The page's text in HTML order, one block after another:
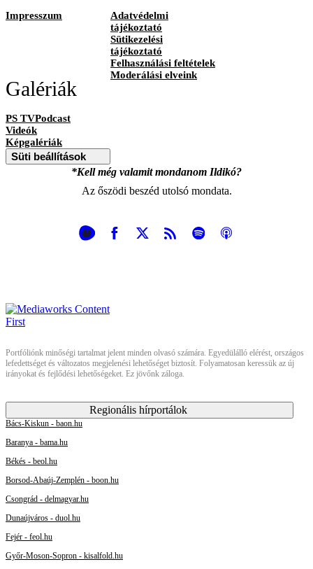
Impresszum
Adatvédelmi
tájékoztató
Sütikezelési
tájékoztató
Felhasználási feltételek
Moderálási elveink
Galériák
PS TVPodcast
Videók
Képgalériák
Süti beállítások
*Kell még valamit mondanom Ildikó?
Az őszödi beszéd utolsó mondata.
Portfóliónk minőségi tartalmat jelent minden olvasó számára. Egyedülálló elérést, országos
lefedettséget és változatos megjelenési lehetőséget biztosít. Folyamatosan keressük az új
irányokat és fejlődési lehetőségeket. Ez jövőnk záloga.
Regionális hírportálok
Bács-Kiskun - baon.hu
Baranya - bama.hu
Békés - beol.hu
Borsod-Abaúj-Zemplén - boon.hu
Csongrád - delmagyar.hu
Dunaújváros - duol.hu
Fejér - feol.hu
Győr-Moson-Sopron - kisalfold.hu